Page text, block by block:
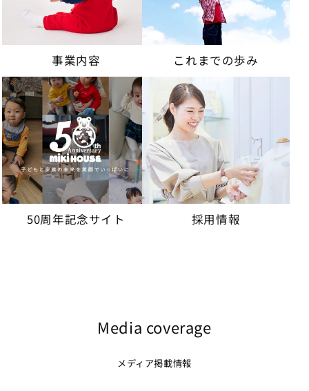
事業内容 これまでの歩み
50周年記念サイト 採用情報
Media coverage
メディア掲載情報